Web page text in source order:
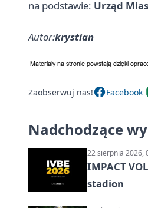
na podstawie: Urząd
Autor:krystian
Zaobserwuj nas! Facebook
Nadchodzące
22 sierpnia 2026,
IMPACT
stadion